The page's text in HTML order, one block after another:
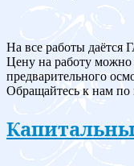
На все работы
Цену на работу можно
предварительного
Обращайтесь к нам по